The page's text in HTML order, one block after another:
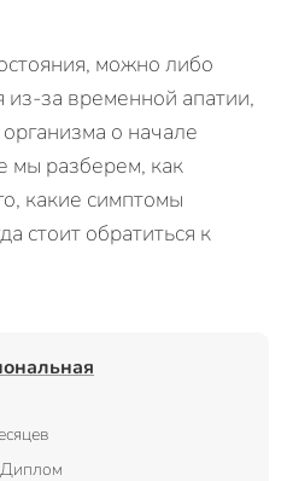
можно либо
за временной апатии,
о начале
мы разберем, как
какие симптомы
стоит обратиться к